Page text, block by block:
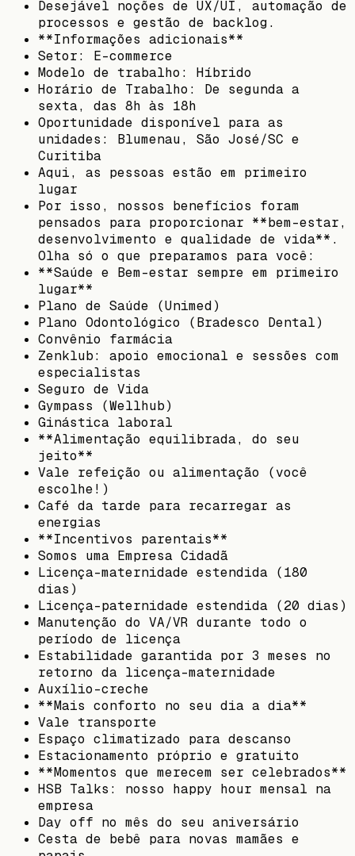
Desejável noções de UX/UI, automação de
processos e gestão de backlog.
**Informações adicionais**
Setor: E-commerce
Modelo de trabalho: Híbrido
Horário de Trabalho: De segunda a
sexta, das 8h às 18h
Oportunidade disponível para as
unidades: Blumenau, São José/SC e
Curitiba
Aqui, as pessoas estão em primeiro
lugar
Por isso, nossos benefícios foram
pensados para proporcionar **bem-estar,
desenvolvimento e qualidade de vida**.
Olha só o que preparamos para você:
**Saúde e Bem-estar sempre em primeiro
lugar**
Plano de Saúde (Unimed)
Plano Odontológico (Bradesco Dental)
Convênio farmácia
Zenklub: apoio emocional e sessões com
especialistas
Seguro de Vida
Gympass (Wellhub)
Ginástica laboral
**Alimentação equilibrada, do seu
jeito**
Vale refeição ou alimentação (você
escolhe!)
Café da tarde para recarregar as
energias
**Incentivos parentais**
Somos uma Empresa Cidadã
Licença-maternidade estendida (180
dias)
Licença-paternidade estendida (20 dias)
Manutenção do VA/VR durante todo o
período de licença
Estabilidade garantida por 3 meses no
retorno da licença-maternidade
Auxílio-creche
**Mais conforto no seu dia a dia**
Vale transporte
Espaço climatizado para descanso
Estacionamento próprio e gratuito
**Momentos que merecem ser celebrados**
HSB Talks: nosso happy hour mensal na
empresa
Day off no mês do seu aniversário
Cesta de bebê para novas mamães e